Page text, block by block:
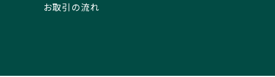
お取引の流れ